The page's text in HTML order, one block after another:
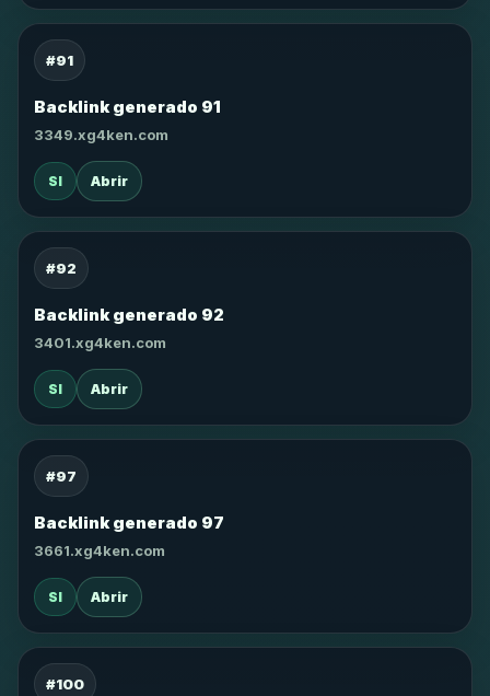
#91
Backlink generado 91
3349.xg4ken.com
SI Abrir
#92
Backlink generado 92
3401.xg4ken.com
SI Abrir
#97
Backlink generado 97
3661.xg4ken.com
SI Abrir
#100